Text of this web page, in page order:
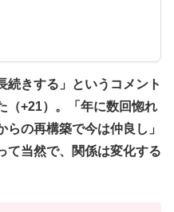
きする」というコメント
（+21）。「年に数回惚れ
の再構築で今は仲良し」
て当然で、関係は変化する